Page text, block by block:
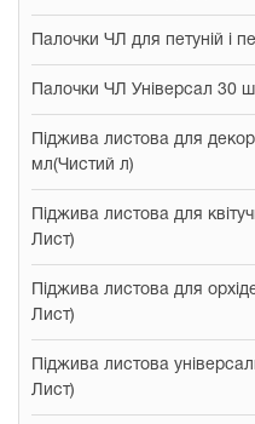
Палочки ЧЛ для петуній і
Палочки ЧЛ Універсал 30
Піджива листова для
мл(Чистий л)
Піджива листова для
Лист)
Піджива листова для
Лист)
Піджива листова
Лист)